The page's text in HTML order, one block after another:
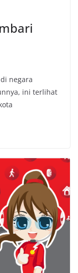
negara
ini terlihat